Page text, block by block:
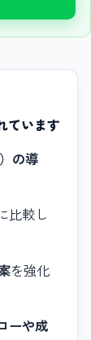
ています
の導
比較し
を強化
ーや成